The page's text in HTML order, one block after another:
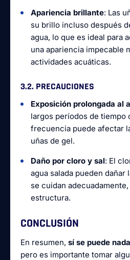
Apariencia brillante: Las
su brillo incluso después
agua, lo que es ideal para
una apariencia impecable
actividades acuáticas.
3.2. PRECAUCIONES
Exposición prolongada al
largos períodos de tiempo
frecuencia puede afectar
uñas de gel.
Daño por cloro y sal: El
agua salada pueden dañar
se cuidan
estructura.
CONCLUSIÓN
En resumen, sí se puede
pero es importante tomar